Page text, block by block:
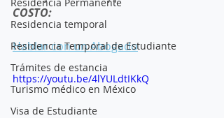
Residencia temporal
Residencia Temporal de Estudiante
Trámites de estancia
Turismo médico en México
Visa de Estudiante
COSTO:
Hablar con un Abogado
https://youtu.be/4lYULdtIKkQ